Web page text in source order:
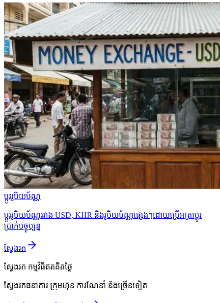
ប្ដូររូបិយប័ណ្ណ
ប្ដូររូបិយប័ណ្ណរវាង USD, KHR និងរូបិយប័ណ្ណផ្សេងៗដោយប្រើអត្រាប្ដូរ
ប្រាក់បច្ចុប្បន្ន
ស្វែងរក
ស្វែងរក កម្មវិធីឥតគិតថ្លៃ
ស្វែងរកធនាគារ ក្រុមហ៊ុន ការណែនាំ និងច្រើនទៀត